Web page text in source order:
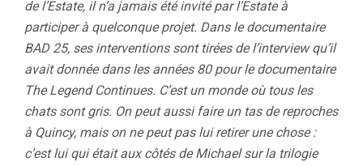
de l’Estate, il n’a jamais été invité par l’Estate à
participer à quelconque projet. Dans le documentaire
BAD 25, ses interventions sont tirées de l’interview qu’il
avait donnée dans les années 80 pour le documentaire
The Legend Continues. C’est un monde où tous les
chats sont gris. On peut aussi faire un tas de reproches
à Quincy, mais on ne peut pas lui retirer une chose :
c’est lui qui était aux côtés de Michael sur la trilogie